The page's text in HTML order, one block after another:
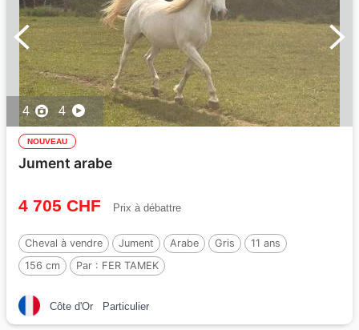
4 4
NOUVEAU
Jument arabe
4 705 CHF Prix à débattre
Cheval à vendre Jument Arabe Gris
11 ans
156 cm
Par : FER TAMEK
Côte d'Or Particulier